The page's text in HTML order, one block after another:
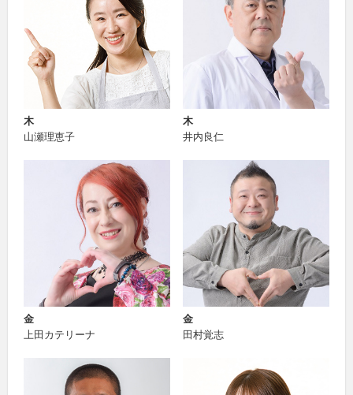
木
山瀬理恵子
木
井内良仁
金
上田カテリーナ
金
田村覚志